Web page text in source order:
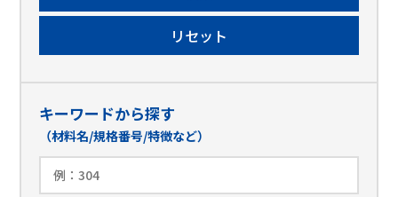
キーワードから探す
（材料名/規格番号/特徴など）